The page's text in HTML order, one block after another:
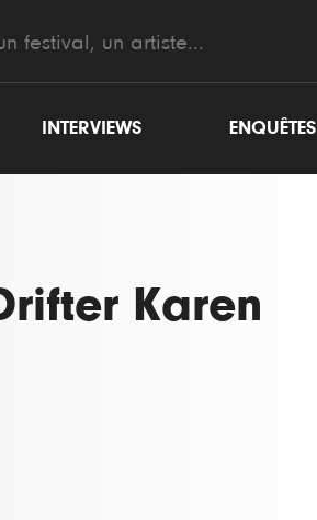
INTERVIEWS ENQUÊTES
Karen